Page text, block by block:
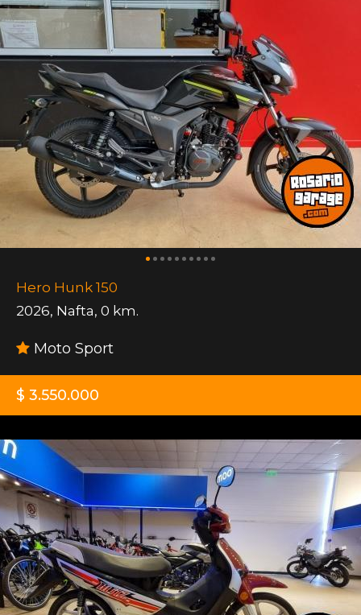
Hero Hunk 150
2026, Nafta, 0 km.
Moto Sport
$ 3.550.000